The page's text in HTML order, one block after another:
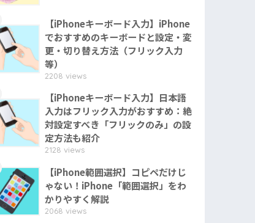
【iPhoneキーボード入力】iPhone
でおすすめのキーボードと設定・変
更・切り替え方法（フリック入力
等）
2208 views
【iPhoneキーボード入力】日本語
入力はフリック入力がおすすめ：絶
対設定すべき「フリックのみ」の設
定方法も紹介
2128 views
【iPhone範囲選択】コピペだけじ
ゃない！iPhone「範囲選択」をわ
かりやすく解説
2068 views